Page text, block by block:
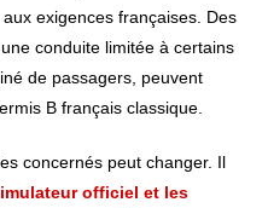
exigences françaises. Des
conduite limitée à certains
de passagers, peuvent
B français classique.
concernés peut changer. Il
officiel et les